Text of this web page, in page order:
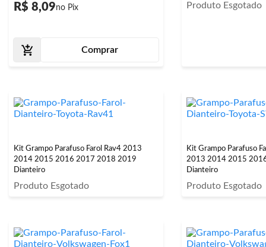
R$ 8,09
Comprar
Produto Esgotado
Kit Grampo Parafuso Farol Rav4 2013
2014 2015 2016 2017 2018 2019
Dianteiro
Produto Esgotado
Kit Grampo Parafuso
2013 2014 2015
Dianteiro
Produto Esgotado